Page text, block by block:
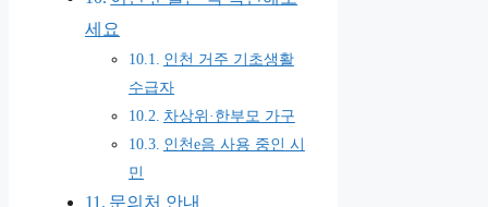
세요
인천 거주 기초생활
수급자
차상위·한부모 가구
인천e음 사용 중인 시
민
문의처 안내